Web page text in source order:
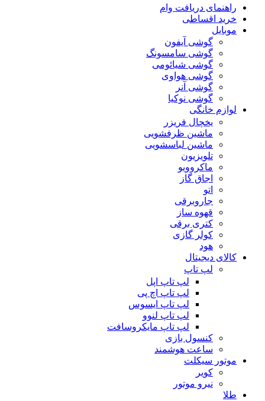
راهنمای دریافت وام
خرید اقساطی
موبایل
گوشی آیفون
گوشی سامسونگ
گوشی شیائومی
گوشی هواوی
گوشی آنر
گوشی نوکیا
لوازم خانگی
یخچال فریزر
ماشین ظرفشویی
ماشین لباسشویی
تلویزیون
ماکروویو
اجاق گاز
اتو
جاروبرقی
قهوه ساز
کتری برقی
کولر گازی
هود
کالای دیجیتال
لپ تاپ
لپ تاپ اپل
لپ تاپ اچ پی
لپ تاپ ایسوس
لپ تاپ لنوو
لپ تاپ مایکروسافت
کنسول بازی
ساعت هوشمند
موتور سیکلت
کویر
نیرو موتور
طلا